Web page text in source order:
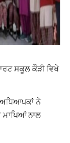
ਸਕੂਲ ਕੌੜੀ ਵਿਖੇ
ਨੇ
ਨਾਲ